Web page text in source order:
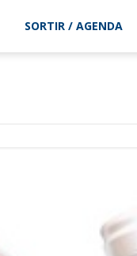
SORTIR / AGENDA